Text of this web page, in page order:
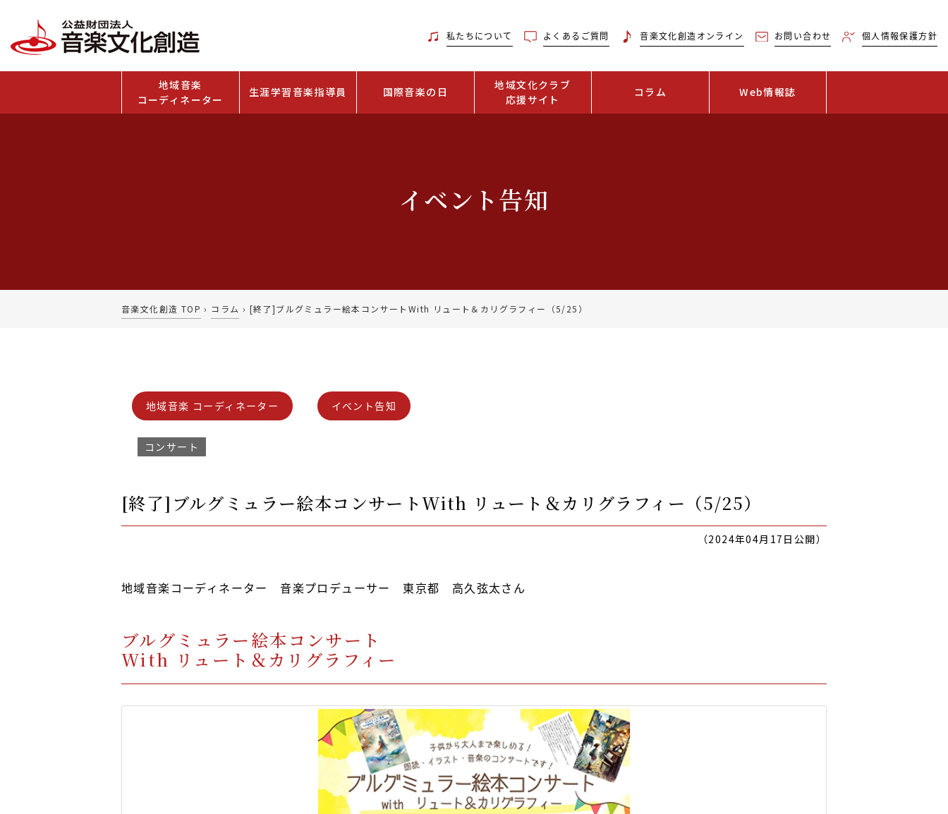
私たちについて よくあるご質問 音楽文化創造オンライン お問い合わせ 個人情報保護方針
地域音楽
コーディネーター
生涯学習音楽指導員 国際音楽の日
地域文化クラブ
応援サイト
コラム Web情報誌
イベント告知
音楽文化創造 TOP › コラム › [終了]ブルグミュラー絵本コンサートWith リュート＆カリグラフィー（5/25）
地域音楽 コーディネーター イベント告知
コンサート
[終了]ブルグミュラー絵本コンサートWith リュート＆カリグラフィー（5/25）
（2024年04月17日公開）
地域音楽コーディネーター 音楽プロデューサー 東京都 高久弦太さん
ブルグミュラー絵本コンサート
With リュート＆カリグラフィー